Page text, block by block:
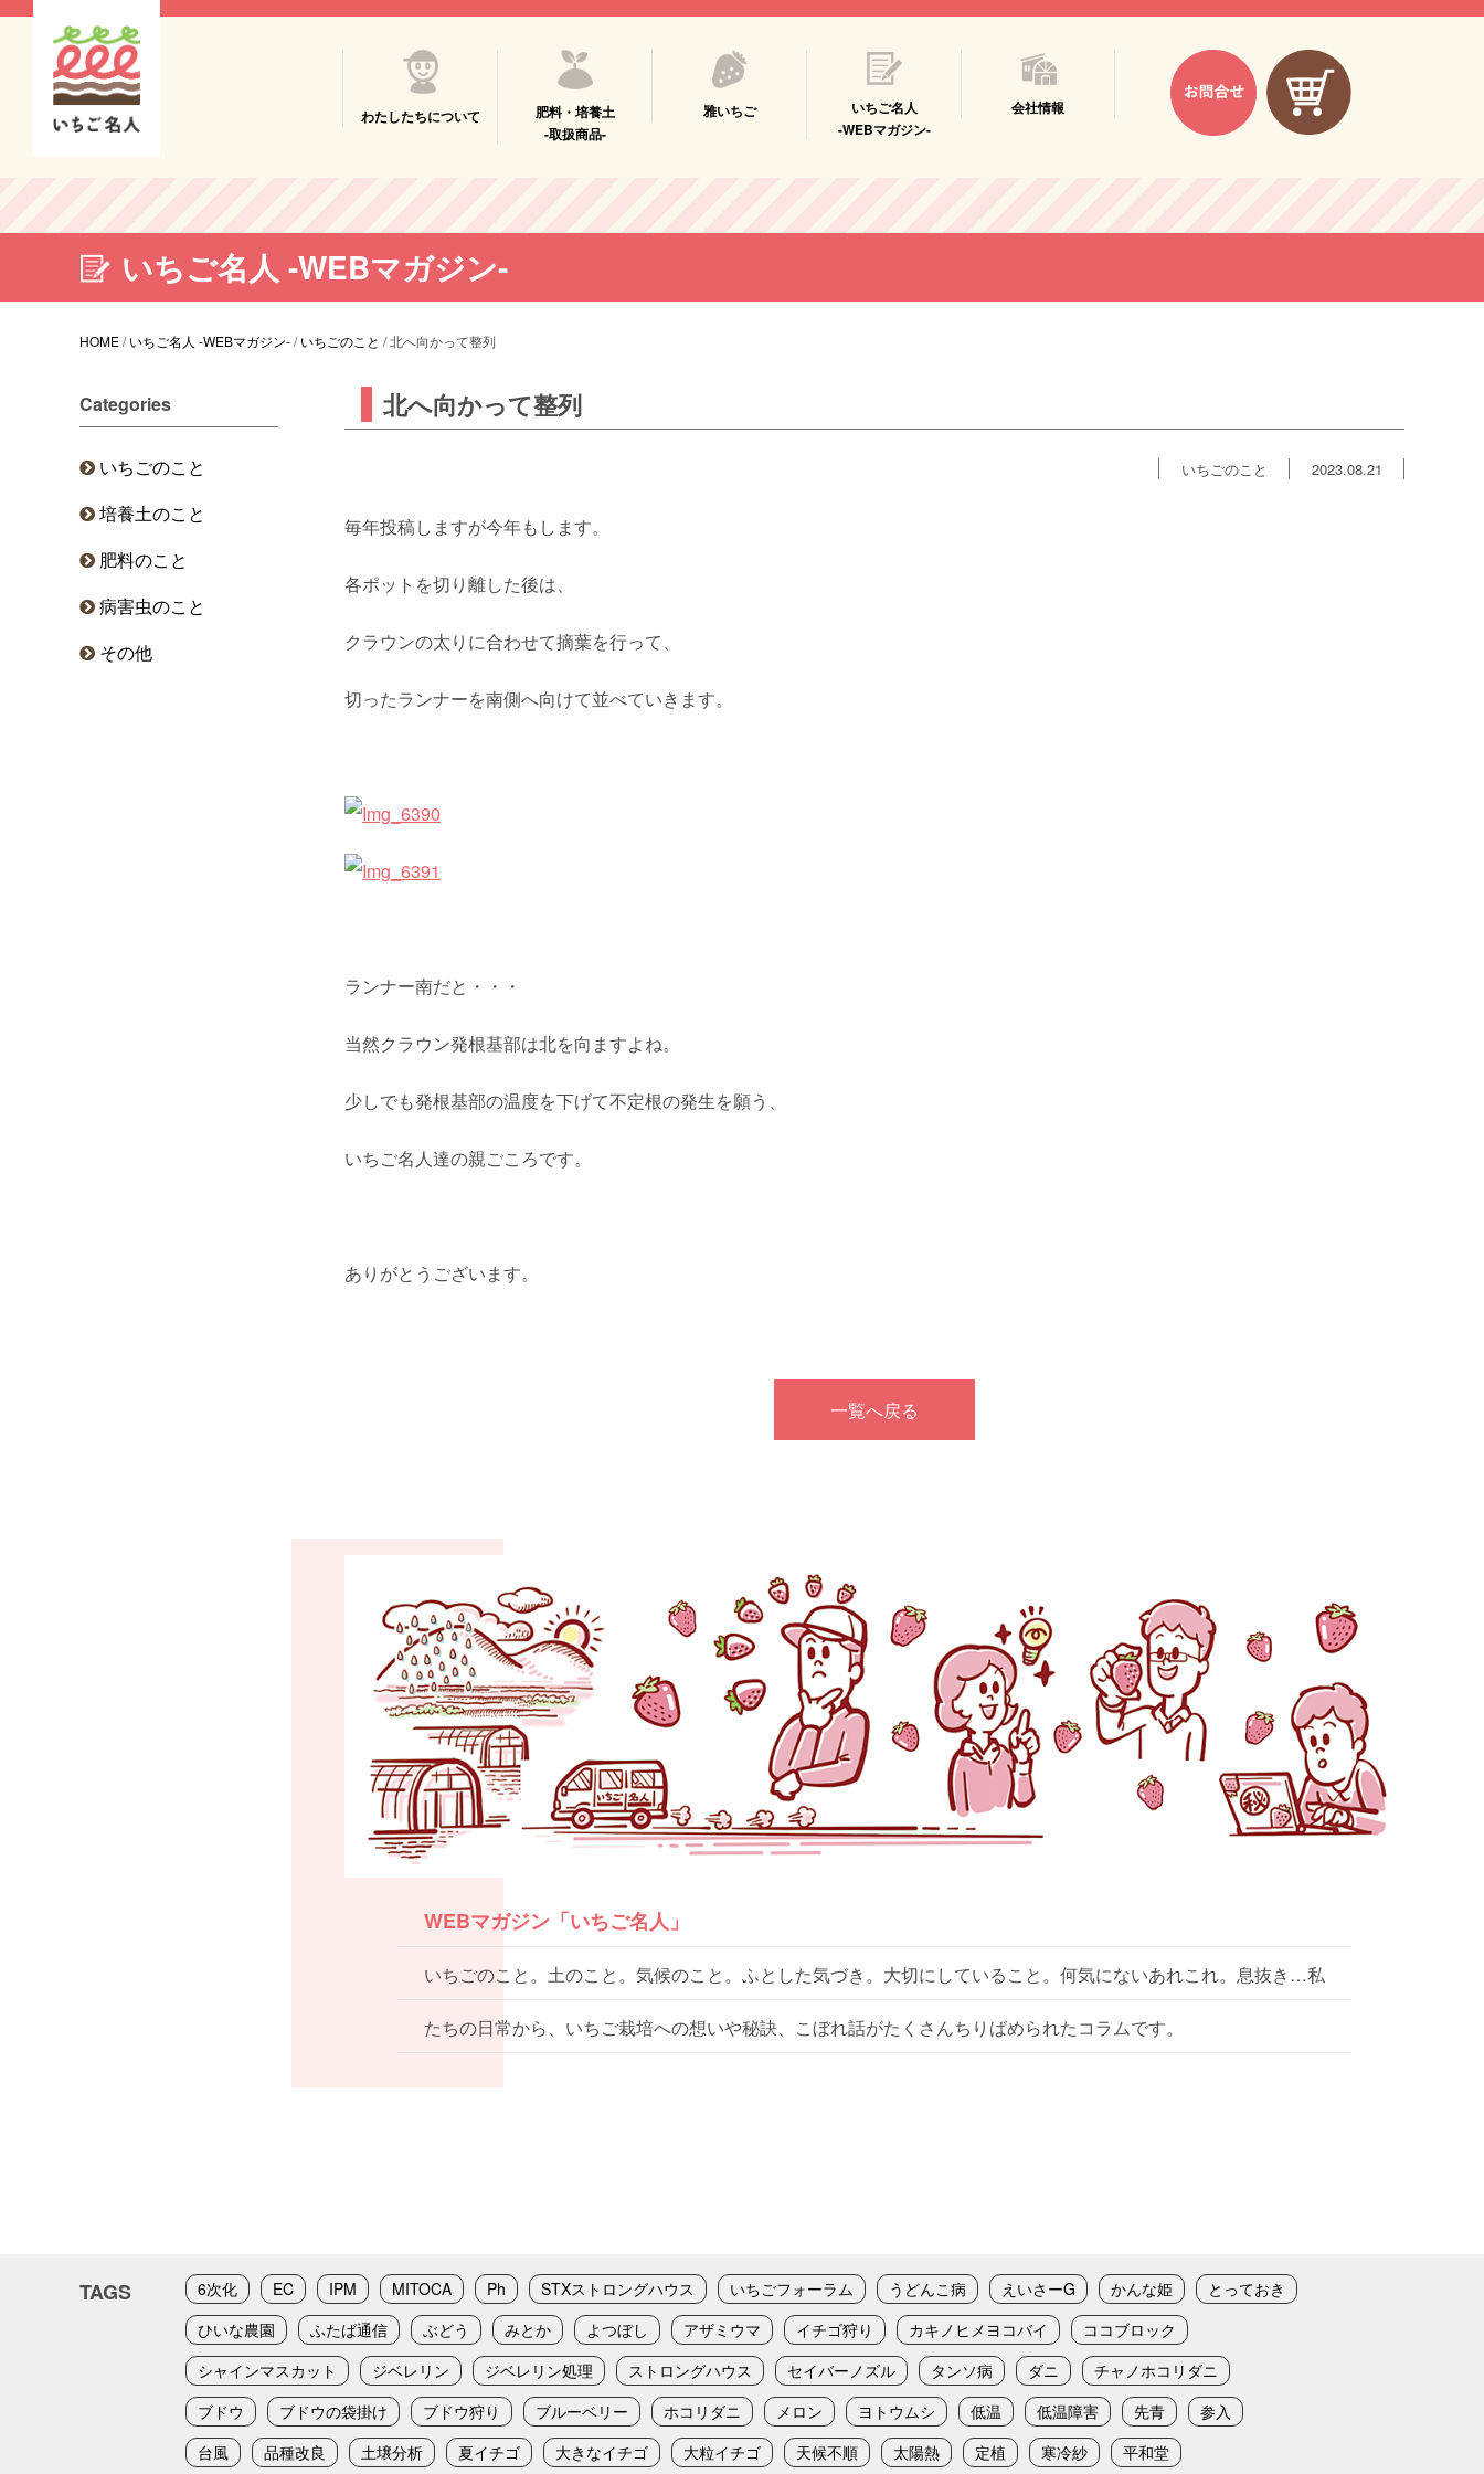
わたしたちについて
肥料・培養土
-取扱商品-
雅いちご
いちご名人
-WEBマガジン-
会社情報
いちご名人 -WEBマガジン-
HOME/いちご名人 -WEBマガジン-/いちごのこと /北へ向かって整列
北へ向かって整列
いちごのこと 2023.08.21
毎年投稿しますが今年もします。
各ポットを切り離した後は、
クラウンの太りに合わせて摘葉を行って、
切ったランナーを南側へ向けて並べていきます。
ランナー南だと・・・
当然クラウン発根基部は北を向ますよね。
少しでも発根基部の温度を下げて不定根の発生を願う、
いちご名人達の親ごころです。
ありがとうございます。
一覧へ戻る
Categories
いちごのこと
培養土のこと
肥料のこと
病害虫のこと
その他
WEBマガジン「いちご名人」
いちごのこと。土のこと。気候のこと。ふとした気づき。大切にしていること。何気にないあれこれ。息抜き…私
たちの日常から、いちご栽培への想いや秘訣、こぼれ話がたくさんちりばめられたコラムです。
TAGS 6次化 EC IPM MITOCA Ph STXストロングハウス いちごフォーラム うどんこ病 えいさーG かんな姫
とっておき
ひいな農園
ふたば通信 ぶどう みとか よつぼし アザミウマ イチゴ狩り カキノヒメヨコバイ
ココブロック
シャインマスカット
ジベレリン ジベレリン処理 ストロングハウス セイバーノズル タンソ病 ダニ
チャノホコリダニ
ブドウ
ブドウの袋掛け ブドウ狩り ブルーベリー ホコリダニ メロン ヨトウムシ 低温 低温障害 先青
参入
台風
品種改良 土壌分析 夏イチゴ 大きなイチゴ 大粒イチゴ 天候不順 太陽熱 定植 寒冷紗 平和堂